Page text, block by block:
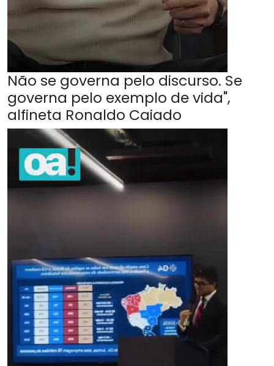
Não se governa pelo discurso. Se
governa pelo exemplo de vida",
alfineta Ronaldo Caiado